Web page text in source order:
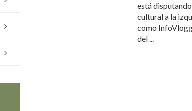
está
cultural a la
como
del ...